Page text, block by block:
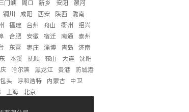
门峡 周口 新乡 安阳
漯河
铜川 咸阳 西安 陕西
陇南
福建 台州 舟山 衢州
绍兴
合肥 安徽 宿迁 南通
泰州
东营 枣庄 淄博 青岛
济南
本溪 抚顺 鞍山 大连 沈阳
哈尔滨 黑龙江 贵港
防城港
包头 呼和浩特 内蒙古
中卫
上海 北京